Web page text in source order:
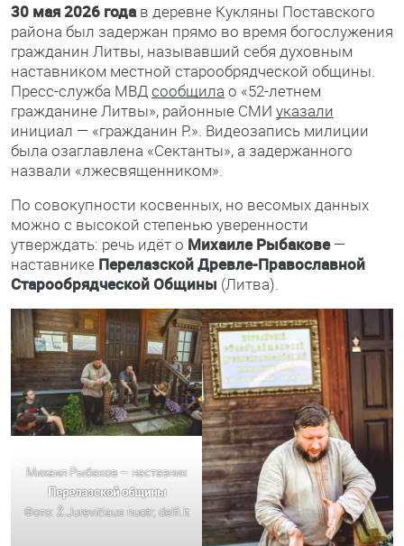
30 мая 2026 годав деревне Кукляны Поставского
района был задержан прямо во время богослужения
гражданин Литвы, называвший себя духовным
наставником местной старообрядческой общины.
Пресс-служба МВДсообщила о «52-летнем
гражданине Литвы», районные СМИ указали
инициал — «гражданин Р.». Видеозапись милиции
была озаглавлена «Сектанты», а задержанного
назвали «лжесвященником».
По совокупности косвенных, но весомых данных
можно с высокой степенью уверенности
утверждать: речь идёт о Михаиле Рыбакове—
наставнике Перелазской Древле-Православной
Старообрядческой Общины (Литва).
Михаил Рыбаков — наставник
Перелазской общины
Фото: Ž.Jurevičiaus nuotr; delfi.lt